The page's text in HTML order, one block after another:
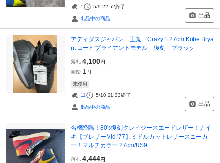
1 5/9 22:52終了
出品中の商品 出品
アディダスジャパン 正規 Crazy 1 27cm Kobe Brya
nt コービブライアントモデル 復刻 ブラック
落札 4,100円
開始 1 円
未使用
11 5/10 21:33終了
出品中の商品 出品
名機降臨！80's復刻クレイジースエードレザー！ナイ
キ【ブレザーMid '77】ミドルカットレザースニーカ
ー！マルチカラー 27cm/US9
落札 4,444円